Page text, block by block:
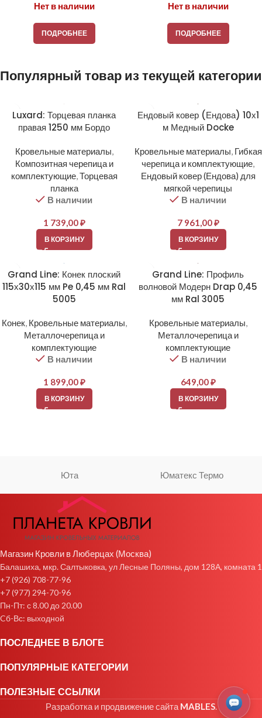
Нет в наличии
ПОДРОБНЕЕ
Нет в наличии
ПОДРОБНЕЕ
Популярный товар из текущей категории
Luxard: Торцевая планка
правая 1250 мм Бордо
Кровельные материалы,
Композитная черепица и
комплектующие,Торцевая
планка
В наличии
1 739,00₽
В КОРЗИНУ
Ендовый ковер (Ендова) 10х1
м Медный Docke
Кровельные материалы, Гибкая
черепица и комплектующие,
Ендовый ковер (Ендова) для
мягкой черепицы
В наличии
7 961,00₽
В КОРЗИНУ
Grand Line: Конек плоский
115х30х115 мм Pe 0,45 мм Ral
5005
Конек, Кровельные материалы,
Металлочерепица и
комплектующие
В наличии
1 899,00₽
В КОРЗИНУ
Grand Line: Профиль
волновой Модерн Drap 0,45
мм Ral 3005
Кровельные материалы,
Металлочерепица и
комплектующие
В наличии
649,00₽
В КОРЗИНУ
Юта Юматекс Термо
Магазин Кровли в Люберцах (Москва)
Балашиха, мкр. Салтыковка, ул Лесные Поляны, дом 128А, комната 1
+7 (926) 708-77-96
+7 (977) 294-70-96
Пн-Пт: с 8.00 до 20.00
Cб-Вс: выходной
ПОСЛЕДНЕЕ В БЛОГЕ
ПОПУЛЯРНЫЕ КАТЕГОРИИ
ПОЛЕЗНЫЕ ССЫЛКИ
Разработка и продвижение сайтаMABLES.